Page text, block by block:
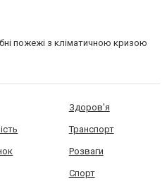
пожежі з кліматичною кризою
Здоров'я
Транспорт
Розваги
Спорт